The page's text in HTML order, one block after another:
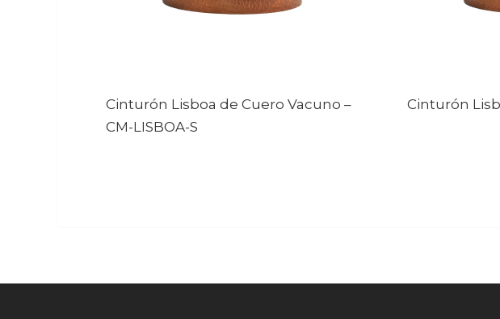
Cinturón Lisboa de Cuero Vacuno –
CM-LISBOA-S
Cinturón